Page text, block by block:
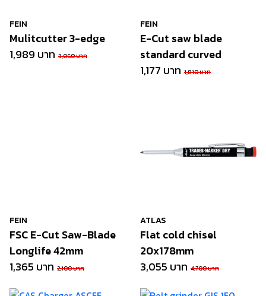
FEIN
Mulitcutter 3-edge
1,989 บาท 3,060 บาท
FEIN
E-Cut saw blade
standard curved
1,177 บาท 1,810 บาท
FEIN
FSC E-Cut Saw-Blade
Longlife 42mm
1,365 บาท 2,100 บาท
ATLAS
Flat cold chisel
20x178mm
3,055 บาท 4,700 บาท